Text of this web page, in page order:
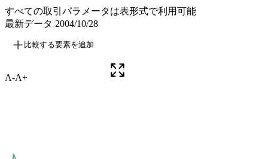
すべての取引パラメータは表形式で利用可能
最新データ 2004/10/28
比較する要素を追加
A-A+